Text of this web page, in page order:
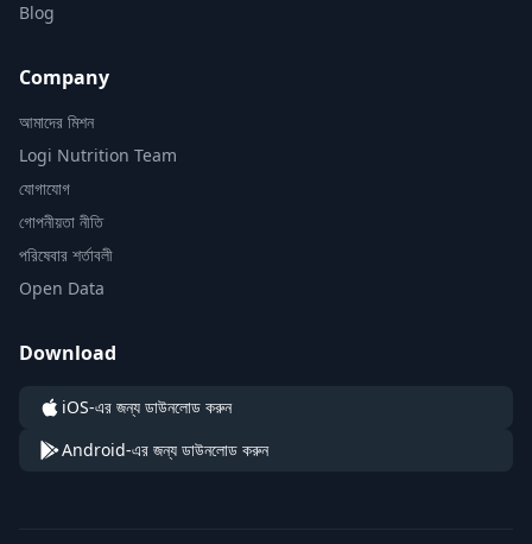
Blog
Company
আমাদের মিশন
Logi Nutrition Team
যোগাযোগ
গোপনীয়তা নীতি
পরিষেবার শর্তাবলী
Open Data
Download
iOS-এর জন্য ডাউনলোড করুন
Android-এর জন্য ডাউনলোড করুন